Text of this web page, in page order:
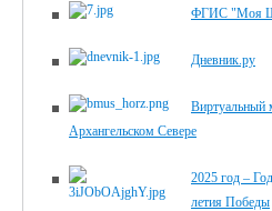
ФГИС "Моя
Дневник.ру
Виртуальный
Архангельском Севере
2025 год –
летия Победы